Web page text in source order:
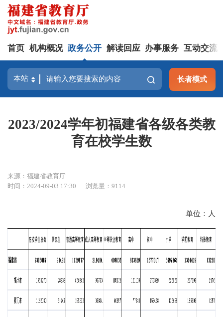
首页 机构概况 政务公开 解读回应 办事服务 互动交流
长者模式
2023/2024学年初福建省各级各类教
育在校学生数
来源：福建省教育厅
时间：2024-09-03 17:30
浏览量：9114
单位：人